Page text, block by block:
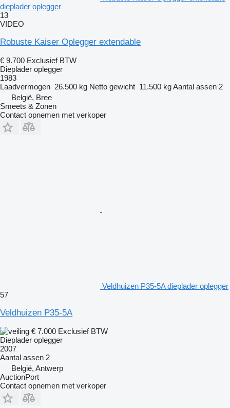
dieplader oplegger
13
VIDEO
Robuste Kaiser Oplegger extendable
€ 9.700 Exclusief BTW
Dieplader oplegger
1983
Laadvermogen 26.500 kg Netto gewicht 11.500 kgAantal assen 2
België, Bree
Smeets & Zonen
Contact opnemen met verkoper
Veldhuizen P35-5A dieplader oplegger
57
Veldhuizen P35-5A
€ 7.000 Exclusief BTW
Dieplader oplegger
2007
Aantal assen 2
België, Antwerp
AuctionPort
Contact opnemen met verkoper